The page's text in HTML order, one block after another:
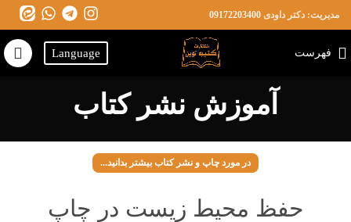
مدیریت: دکتر داودی 09172203400
فهرست Language
آموزش نشر کتاب
در مورد چاپ و نشر کتاب بیشتر بدانید...
حفظ محیط زیست در چاپ